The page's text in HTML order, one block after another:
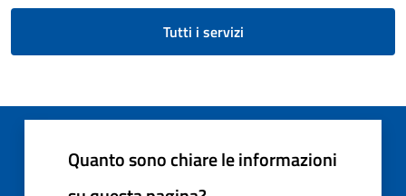
Tutti i servizi
Quanto sono chiare le informazioni